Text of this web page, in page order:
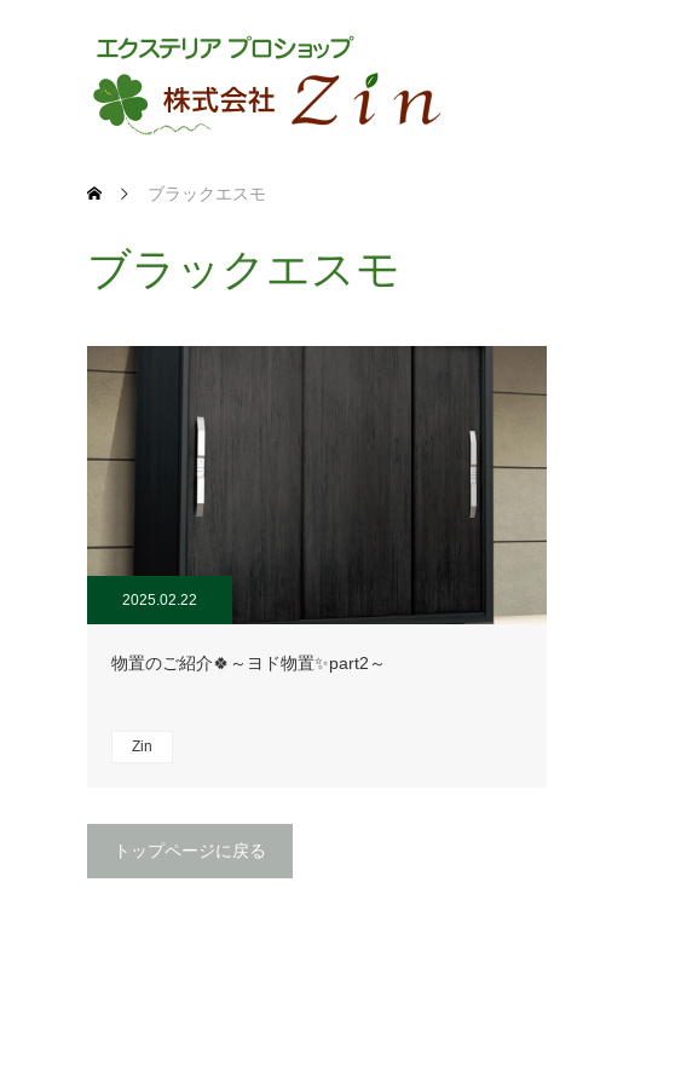
ブラックエスモ
ブラックエスモ
2025.02.22
物置のご紹介🍀～ヨド物置✨part2～
Zin
トップページに戻る